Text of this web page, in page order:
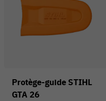
V
Protège-guide STIHL
GTA 26